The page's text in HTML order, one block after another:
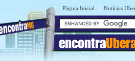
Página Inicial | Notícias
encontra